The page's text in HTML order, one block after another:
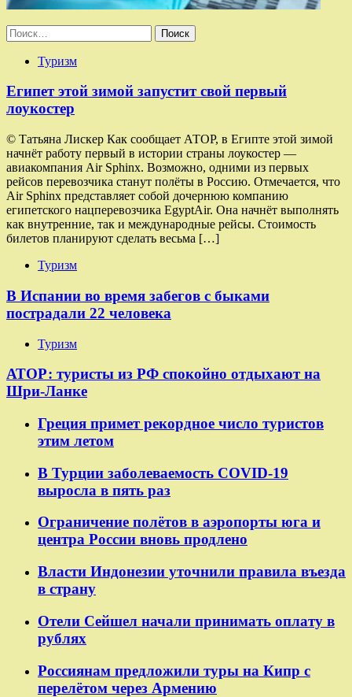
Найти:
Туризм
Египет этой зимой запустит свой первый
лоукостер
© Татьяна Лискер Как сообщает АТОР, в Египте этой зимой
начнёт работу первый в истории страны лоукостер —
авиакомпания Air Sphinx. Возможно, одними из первых
рейсов перевозчика станут полёты в Россию. Отмечается, что
Air Sphinx представляет собой дочернюю компанию
египетского нацперевозчика EgyptAir. Она начнёт выполнять
как внутренние, так и международные рейсы. Стоимость
билетов планируют сделать весьма […]
Туризм
В Испании во время забегов с быками
пострадали 22 человека
Туризм
АТОР: туристы из РФ спокойно отдыхают на
Шри-Ланке
Греция примет рекордное число туристов
этим летом
В Турции заболеваемость COVID-19
выросла в пять раз
Ограничение полётов в аэропорты юга и
центра России вновь продлено
Власти Индонезии уточнили правила въезда
в страну
Отели Сейшел начали принимать оплату в
рублях
Россиянам предложили туры на Кипр с
перелётом через Армению